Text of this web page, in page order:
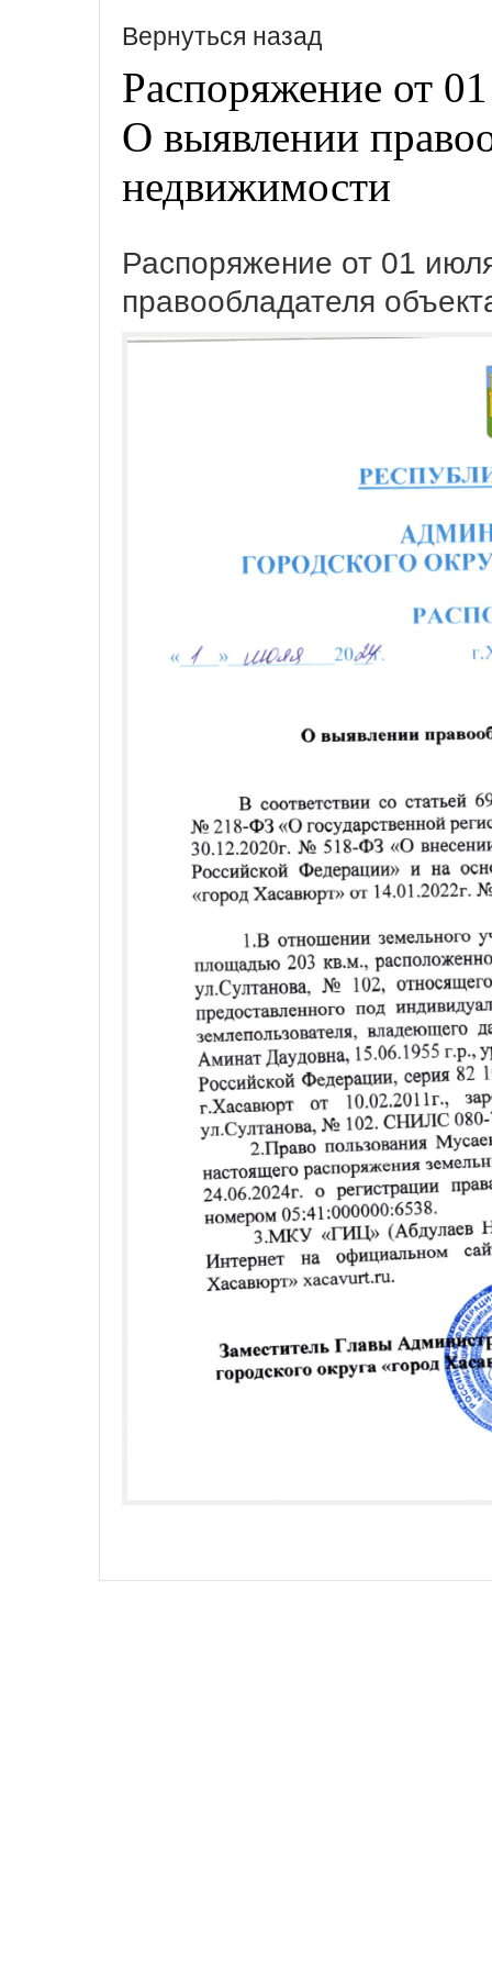
Вернуться назад
Распоряжение от
О выявлении
недвижимости
Распоряжение от 01
правообладателя